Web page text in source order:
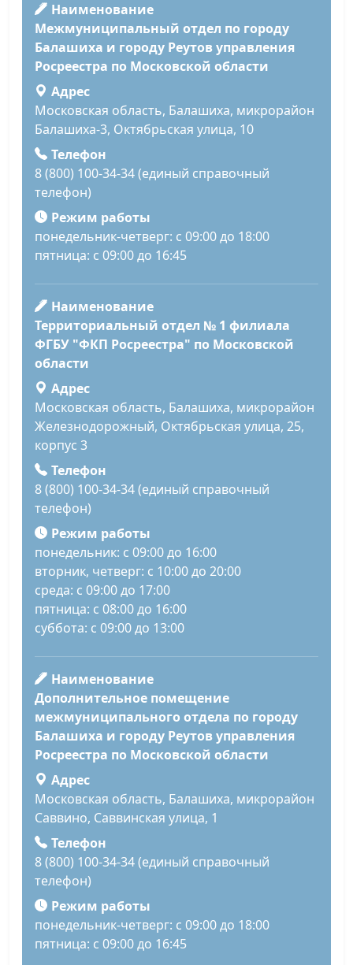
Наименование
Межмуниципальный отдел по городу
Балашиха и городу Реутов управления
Росреестра по Московской области
Адрес
Московская область, Балашиха, микрорайон
Балашиха-3, Октябрьская улица, 10
Телефон
8 (800) 100-34-34 (единый справочный
телефон)
Режим работы
понедельник-четверг: с 09:00 до 18:00
пятница: с 09:00 до 16:45
Наименование
Территориальный отдел № 1 филиала
ФГБУ "ФКП Росреестра" по Московской
области
Адрес
Московская область, Балашиха, микрорайон
Железнодорожный, Октябрьская улица, 25,
корпус 3
Телефон
8 (800) 100-34-34 (единый справочный
телефон)
Режим работы
понедельник: с 09:00 до 16:00
вторник, четверг: с 10:00 до 20:00
среда: с 09:00 до 17:00
пятница: с 08:00 до 16:00
суббота: с 09:00 до 13:00
Наименование
Дополнительное помещение
межмуниципального отдела по городу
Балашиха и городу Реутов управления
Росреестра по Московской области
Адрес
Московская область, Балашиха, микрорайон
Саввино, Саввинская улица, 1
Телефон
8 (800) 100-34-34 (единый справочный
телефон)
Режим работы
понедельник-четверг: с 09:00 до 18:00
пятница: с 09:00 до 16:45